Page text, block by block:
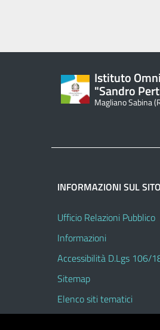
Istituto
"Sandro
Magliano Sabina
INFORMAZIONI SUL SITO
Ufficio Relazioni Pubblico
Informazioni
Accessibilità D.Lgs 106/
Sitemap
Elenco siti tematici